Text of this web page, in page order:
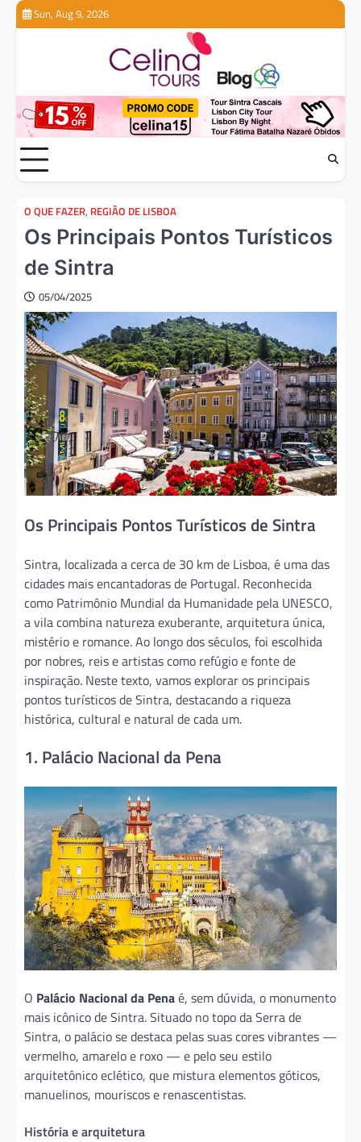
Skip
Sun, Aug 9, 2026
O QUE FAZER, REGIÃO DE LISBOA
Os Principais Pontos Turísticos
de Sintra
05/04/2025
Os Principais Pontos Turísticos de Sintra
Sintra, localizada a cerca de 30 km de Lisboa, é uma das
cidades mais encantadoras de Portugal. Reconhecida
como Patrimônio Mundial da Humanidade pela UNESCO,
a vila combina natureza exuberante, arquitetura única,
mistério e romance. Ao longo dos séculos, foi escolhida
por nobres, reis e artistas como refúgio e fonte de
inspiração. Neste texto, vamos explorar os principais
pontos turísticos de Sintra, destacando a riqueza
histórica, cultural e natural de cada um.
1. Palácio Nacional da Pena
O Palácio Nacional da Penaé, sem dúvida, o monumento
mais icônico de Sintra. Situado no topo da Serra de
Sintra, o palácio se destaca pelas suas cores vibrantes —
vermelho, amarelo e roxo — e pelo seu estilo
arquitetônico eclético, que mistura elementos góticos,
manuelinos, mouriscos e renascentistas.
História e arquitetura